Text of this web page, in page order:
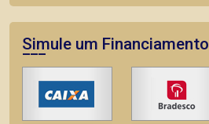
Simule um Financiamento